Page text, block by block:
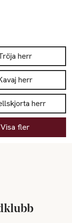
herr
herr
herr
Visa fler